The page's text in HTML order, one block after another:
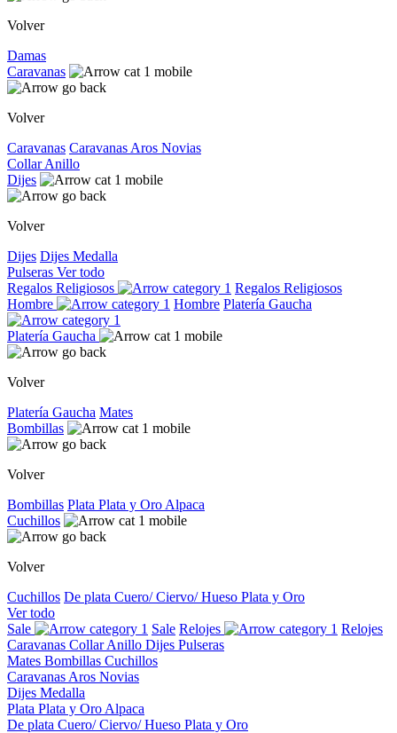
Volver
Damas
Caravanas
Volver
Caravanas Caravanas Aros Novias
CollarAnillo
Dijes
Volver
Dijes Dijes Medalla
Pulseras Ver todo
Regalos Religiosos
Regalos Religiosos
Hombre
Hombre Platería Gaucha
Platería Gaucha
Volver
Platería Gaucha Mates
Bombillas
Volver
Bombillas Plata Plata y Oro Alpaca
Cuchillos
Volver
Cuchillos De plata Cuero/ Ciervo/ Hueso Plata y Oro
Ver todo
Sale
Sale Relojes
Relojes
Caravanas CollarAnillo Dijes Pulseras
Mates Bombillas Cuchillos
Caravanas Aros Novias
Dijes Medalla
Plata Plata y Oro Alpaca
De plata Cuero/ Ciervo/ Hueso Plata y Oro